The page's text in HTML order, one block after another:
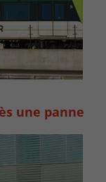
une panne